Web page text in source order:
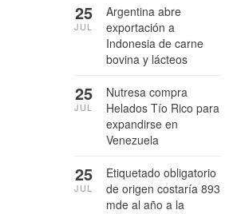
Argentina abre
exportación a
Indonesia de carne
bovina y lácteos
25
JUL
Nutresa compra
Helados Tío Rico para
expandirse en
Venezuela
25
JUL
Etiquetado obligatorio
de origen costaría 893
mde al año a la
25
JUL